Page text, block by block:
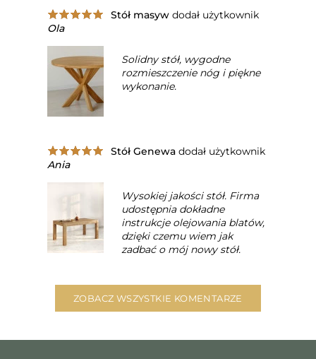
Stół masywdodał użytkownik
Ola
Solidny stół, wygodne
rozmieszczenie nóg i piękne
wykonanie.
Stół Genewadodał użytkownik
Ania
Wysokiej jakości stół. Firma
udostępnia dokładne
instrukcje olejowania blatów,
dzięki czemu wiem jak
zadbać o mój nowy stół.
ZOBACZ WSZYSTKIE KOMENTARZE